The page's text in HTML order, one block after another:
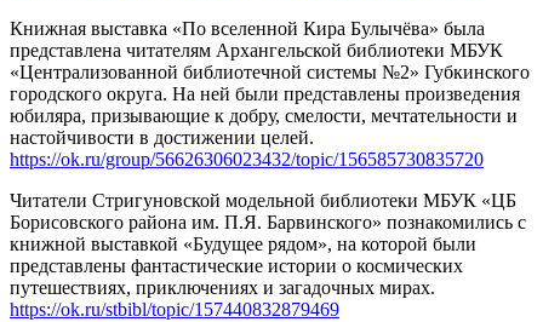
Книжная выставка «По вселенной Кира Булычёва» была
представлена читателям Архангельской библиотеки МБУК
«Централизованной библиотечной системы №2» Губкинского
городского округа. На ней были представлены произведения
юбиляра, призывающие к добру, смелости, мечтательности и
настойчивости в достижении целей.
https://ok.ru/group/56626306023432/topic/156585730835720
Читатели Стригуновской модельной библиотеки МБУК «ЦБ
Борисовского района им. П.Я. Барвинского» познакомились с
книжной выставкой «Будущее рядом», на которой были
представлены фантастические истории о космических
путешествиях, приключениях и загадочных мирах.
https://ok.ru/stbibl/topic/157440832879469